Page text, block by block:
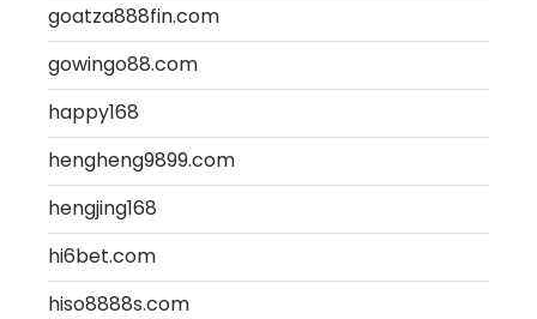
goatza888fin.com
gowingo88.com
happy168
hengheng9899.com
hengjing168
hi6bet.com
hiso8888s.com